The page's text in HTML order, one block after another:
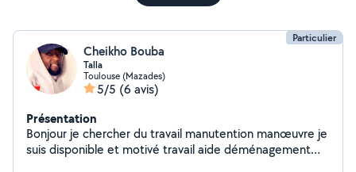
Particulier
Cheikho Bouba
Talla
Toulouse (Mazades)
5/5 (6 avis)
Présentation
Bonjour je chercher du travail manutention manœuvre je
suis disponible et motivé travail aide déménagement